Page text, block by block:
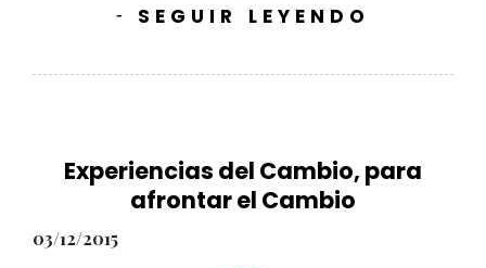
- SEGUIR LEYENDO
Experiencias del Cambio, para
afrontar el Cambio
03/12/2015